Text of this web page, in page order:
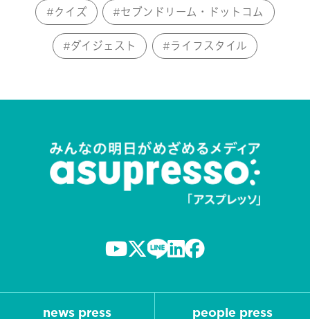
クイズ セブンドリーム・ドットコム
ダイジェスト ライフスタイル
news press people press